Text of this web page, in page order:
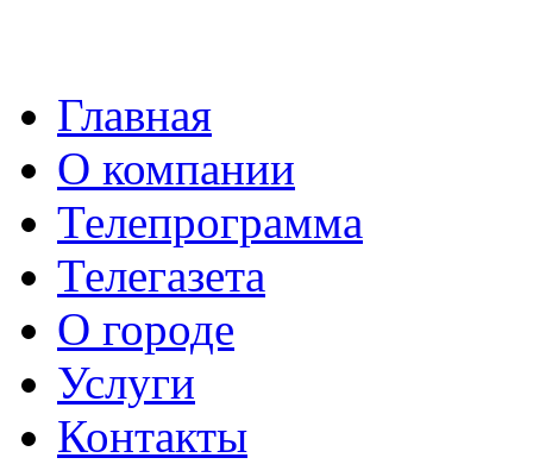
Главная
О компании
Телепрограмма
Телегазета
О городе
Услуги
Контакты